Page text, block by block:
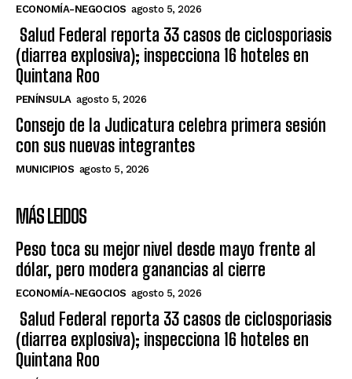
ECONOMÍA-NEGOCIOS agosto 5, 2026
Salud Federal reporta 33 casos de ciclosporiasis
(diarrea explosiva); inspecciona 16 hoteles en
Quintana Roo
PENÍNSULA agosto 5, 2026
Consejo de la Judicatura celebra primera sesión
con sus nuevas integrantes
MUNICIPIOS agosto 5, 2026
MÁS LEIDOS
Peso toca su mejor nivel desde mayo frente al
dólar, pero modera ganancias al cierre
ECONOMÍA-NEGOCIOS agosto 5, 2026
Salud Federal reporta 33 casos de ciclosporiasis
(diarrea explosiva); inspecciona 16 hoteles en
Quintana Roo